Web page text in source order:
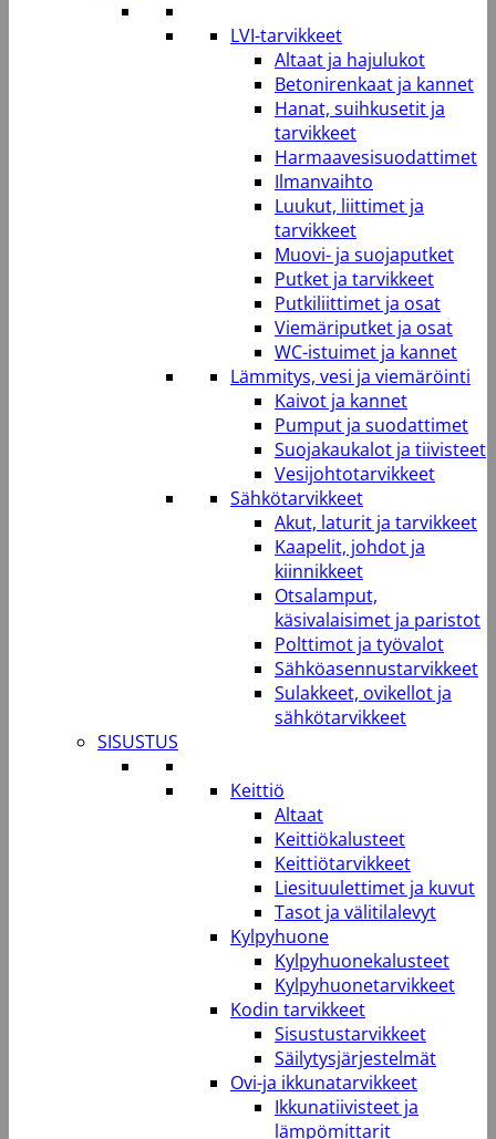
LVI-tarvikkeet
Altaat ja hajulukot
Betonirenkaat ja kannet
Hanat, suihkusetit ja
tarvikkeet
Harmaavesisuodattimet
Ilmanvaihto
Luukut, liittimet ja
tarvikkeet
Muovi- ja suojaputket
Putket ja tarvikkeet
Putkiliittimet ja osat
Viemäriputket ja osat
WC-istuimet ja kannet
Lämmitys, vesi ja viemäröinti
Kaivot ja kannet
Pumput ja suodattimet
Suojakaukalot ja tiivisteet
Vesijohtotarvikkeet
Sähkötarvikkeet
Akut, laturit ja tarvikkeet
Kaapelit, johdot ja
kiinnikkeet
Otsalamput,
käsivalaisimet ja paristot
Polttimot ja työvalot
Sähköasennustarvikkeet
Sulakkeet, ovikellot ja
sähkötarvikkeet
SISUSTUS
Keittiö
Altaat
Keittiökalusteet
Keittiötarvikkeet
Liesituulettimet ja kuvut
Tasot ja välitilalevyt
Kylpyhuone
Kylpyhuonekalusteet
Kylpyhuonetarvikkeet
Kodin tarvikkeet
Sisustustarvikkeet
Säilytysjärjestelmät
Ovi-ja ikkunatarvikkeet
Ikkunatiivisteet ja
lämpömittarit